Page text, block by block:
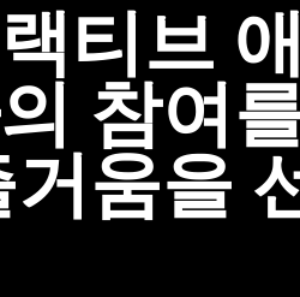
티브
참여
거움을